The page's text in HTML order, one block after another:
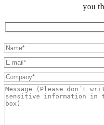
you